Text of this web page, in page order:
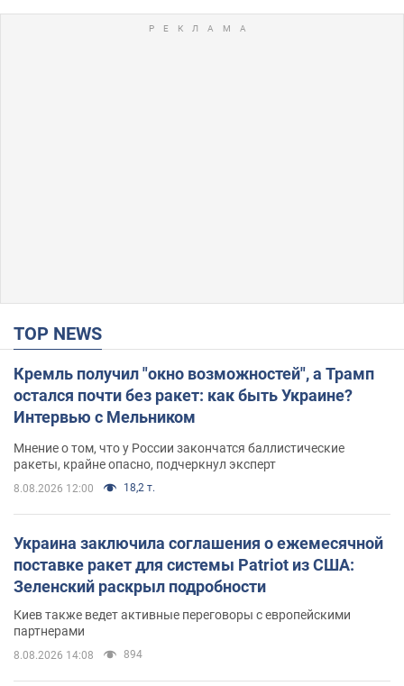
TOP NEWS
Кремль получил "окно возможностей", а Трамп
остался почти без ракет: как быть Украине?
Интервью с Мельником
Мнение о том, что у России закончатся баллистические
ракеты, крайне опасно, подчеркнул эксперт
8.08.2026 12:00 18,2 т.
Украина заключила соглашения о ежемесячной
поставке ракет для системы Patriot из США:
Зеленский раскрыл подробности
Киев также ведет активные переговоры с европейскими
партнерами
8.08.2026 14:08 894